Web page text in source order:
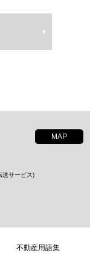
MAP
サービス)
不動産用語集